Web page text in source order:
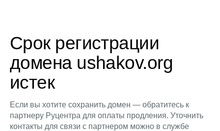
Срок регистрации
домена ushakov.org
истек
Если вы хотите сохранить домен — обратитесь к
партнеру Руцентра для оплаты продления. Уточнить
контакты для связи с партнером можно в службе